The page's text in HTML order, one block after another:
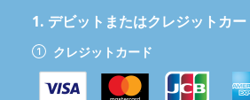
1. デビットまたはクレジットカー
クレジットカード